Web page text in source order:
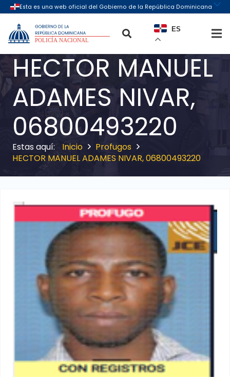
ES
HECTOR MANUEL
ADAMES NIVAR,
06800493220
Inicio
Profugos
HECTOR MANUEL ADAMES NIVAR, 06800493220